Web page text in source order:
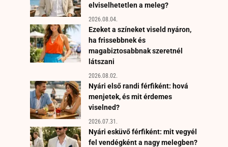
elviselhetetlen a meleg?
2026.08.04.
Ezeket a színeket viseld nyáron,
ha frissebbnek és
magabiztosabbnak szeretnél
látszani
2026.08.02.
Nyári első randi férfiként: hová
menjetek, és mit érdemes
viselned?
2026.07.31.
Nyári esküvő férfiként: mit vegyél
fel vendégként a nagy melegben?